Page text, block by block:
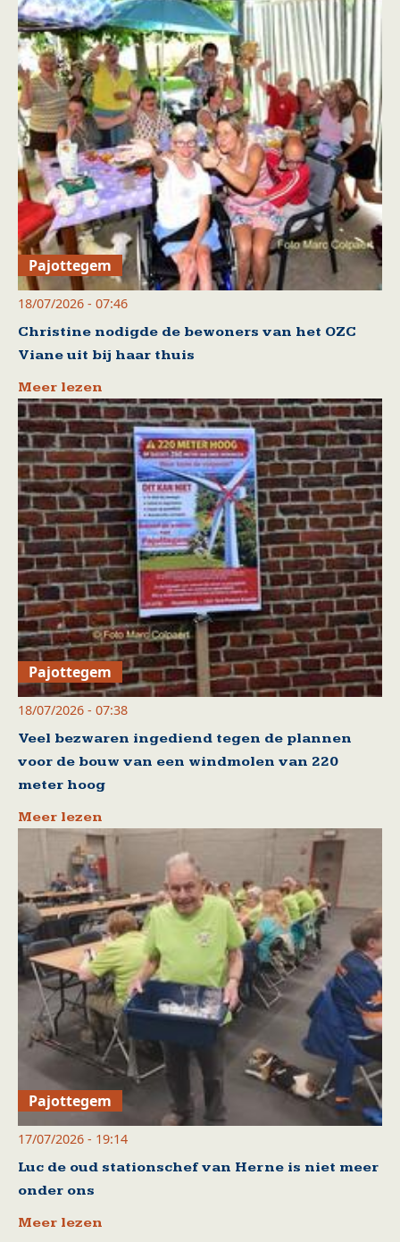
Pajottegem
18/07/2026 - 07:46
Christine nodigde de bewoners van het OZC
Viane uit bij haar thuis
Meer lezen
Pajottegem
18/07/2026 - 07:38
Veel bezwaren ingediend tegen de plannen
voor de bouw van een windmolen van 220
meter hoog
Meer lezen
Pajottegem
17/07/2026 - 19:14
Luc de oud stationschef van Herne is niet meer
onder ons
Meer lezen